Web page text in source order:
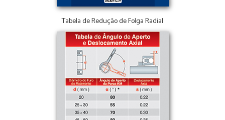
Tabela de Redução de Folga Radial